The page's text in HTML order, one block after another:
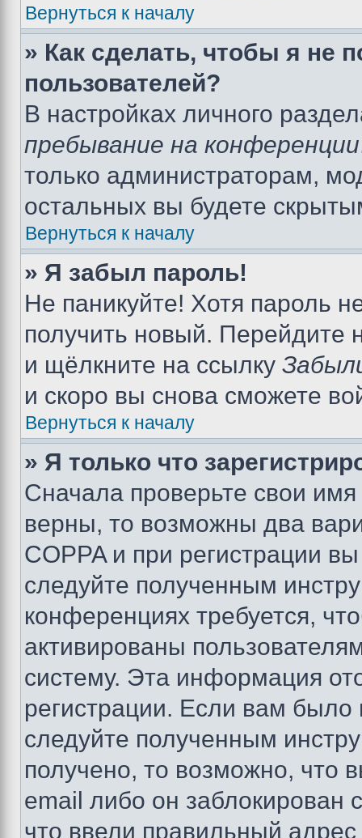
Вернуться к началу
» Как сделать, чтобы я не
пользователей?
В настройках личного
пребывание на конференции
только администраторам,
остальных вы будете
Вернуться к началу
» Я забыл пароль!
Не паникуйте! Хотя пароль
получить новый. Перейдите
и щёлкните на ссылку
и скоро вы снова сможете
Вернуться к началу
» Я только что
Сначала проверьте свои
верны, то возможны два
COPPA и при регистрации
следуйте полученным
конференциях требуется,
активированы
систему. Эта информация
регистрации. Если вам
следуйте полученным
получено, то возможно, что
email либо он
что ввели правильный адрес